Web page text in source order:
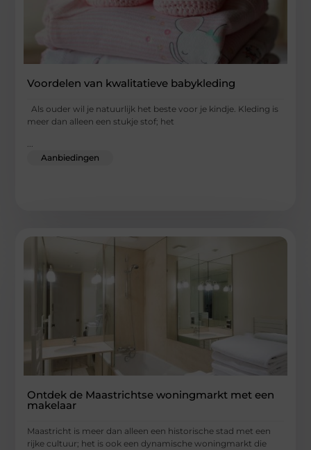
Voordelen van kwalitatieve babykleding
Als ouder wil je natuurlijk het beste voor je kindje. Kleding is
meer dan alleen een stukje stof; het
...
Aanbiedingen
Ontdek de Maastrichtse woningmarkt met een
makelaar
Maastricht is meer dan alleen een historische stad met een
rijke cultuur; het is ook een dynamische woningmarkt die